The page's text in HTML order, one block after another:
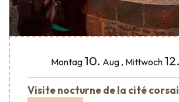
Montag 10. Aug, Mittwoch 12.
Visite nocturne de la cité